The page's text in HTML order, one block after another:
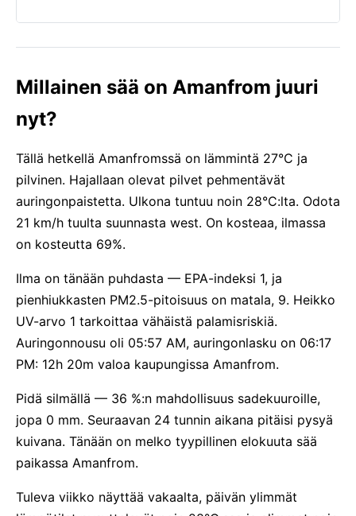
Millainen sää on Amanfrom juuri
nyt?
Tällä hetkellä Amanfromssä on lämmintä 27°C ja
pilvinen. Hajallaan olevat pilvet pehmentävät
auringonpaistetta. Ulkona tuntuu noin 28°C:lta. Odota
21 km/h tuulta suunnasta west. On kosteaa, ilmassa
on kosteutta 69%.
Ilma on tänään puhdasta — EPA-indeksi 1, ja
pienhiukkasten PM2.5-pitoisuus on matala, 9. Heikko
UV-arvo 1 tarkoittaa vähäistä palamisriskiä.
Auringonnousu oli 05:57 AM, auringonlasku on 06:17
PM: 12h 20m valoa kaupungissa Amanfrom.
Pidä silmällä — 36 %:n mahdollisuus sadekuuroille,
jopa 0 mm. Seuraavan 24 tunnin aikana pitäisi pysyä
kuivana. Tänään on melko tyypillinen elokuuta sää
paikassa Amanfrom.
Tuleva viikko näyttää vakaalta, päivän ylimmät